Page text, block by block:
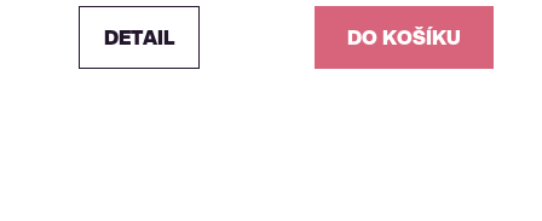
DETAIL DO KOŠÍKU